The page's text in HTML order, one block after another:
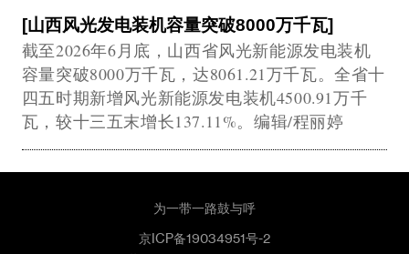
[山西风光发电装机容量突破8000万千瓦]
截至2026年6月底，山西省风光新能源发电装机
容量突破8000万千瓦，达8061.21万千瓦。全省十
四五时期新增风光新能源发电装机4500.91万千
瓦，较十三五末增长137.11%。编辑/程丽婷
为一带一路鼓与呼
京ICP备19034951号-2